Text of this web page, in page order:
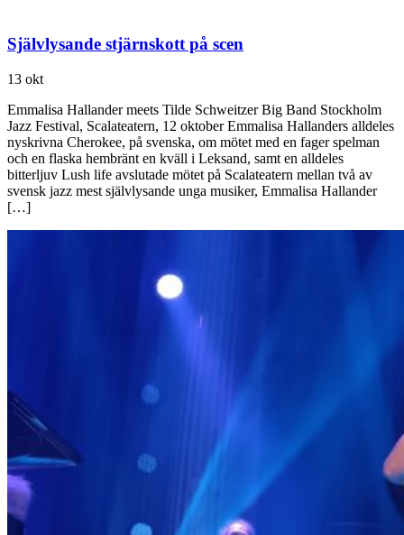
Självlysande stjärnskott på scen
13 okt
Emmalisa Hallander meets Tilde Schweitzer Big Band Stockholm
Jazz Festival, Scalateatern, 12 oktober Emmalisa Hallanders alldeles
nyskrivna Cherokee, på svenska, om mötet med en fager spelman
och en flaska hembränt en kväll i Leksand, samt en alldeles
bitterljuv Lush life avslutade mötet på Scalateatern mellan två av
svensk jazz mest självlysande unga musiker, Emmalisa Hallander
[…]